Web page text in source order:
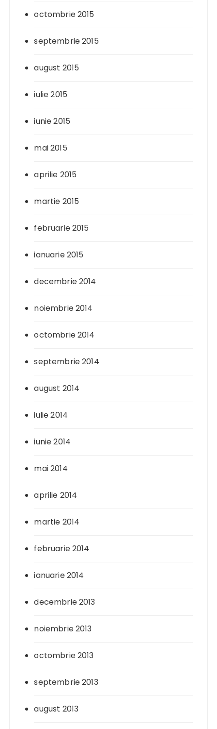
octombrie 2015
septembrie 2015
august 2015
iulie 2015
iunie 2015
mai 2015
aprilie 2015
martie 2015
februarie 2015
ianuarie 2015
decembrie 2014
noiembrie 2014
octombrie 2014
septembrie 2014
august 2014
iulie 2014
iunie 2014
mai 2014
aprilie 2014
martie 2014
februarie 2014
ianuarie 2014
decembrie 2013
noiembrie 2013
octombrie 2013
septembrie 2013
august 2013